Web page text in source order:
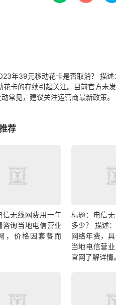
年39元移动花卡是否取消？ 描述
花卡的存续引起关注。目前官方未发
常见，建议关注运营商最新政策。
荐
信无线网费用一年
咨询当地电信营业
，价格因套餐而
标题：电信
多少？ 描述
网络年费，
当地电信营
官网了解详情。